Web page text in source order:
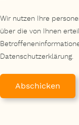
Wir nutzen Ihre
über die von Ihnen
Datenschutzerklärung.
Abschicken